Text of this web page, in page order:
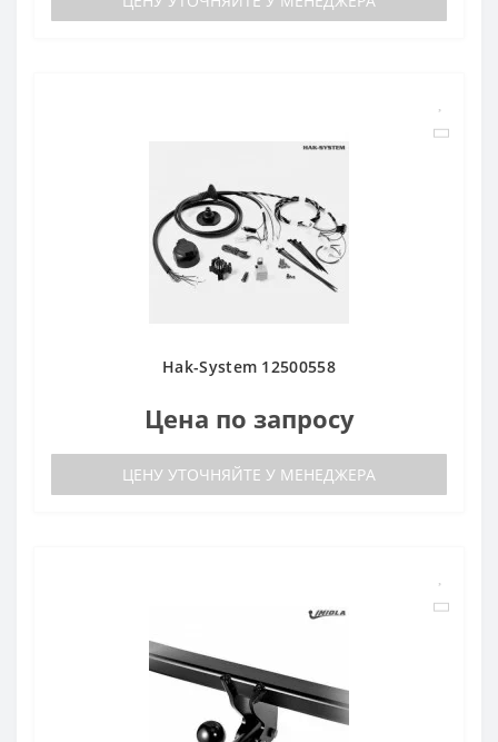
Hak-System 12500558
Цена по запросу
ЦЕНУ УТОЧНЯЙТЕ У МЕНЕДЖЕРА